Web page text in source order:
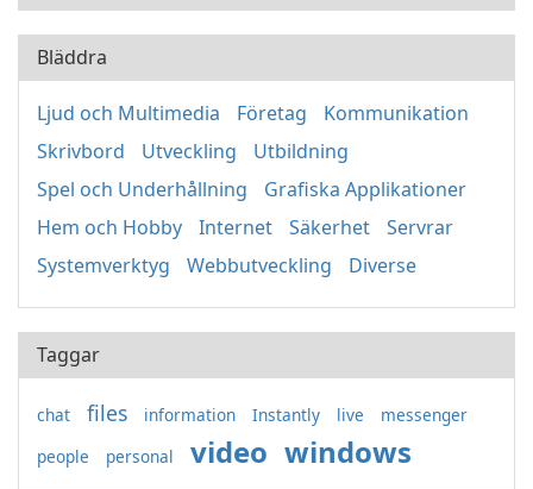
Bläddra
Ljud och Multimedia Företag
Kommunikation
Skrivbord
Utveckling
Utbildning
Spel och Underhållning
Grafiska Applikationer
Hem och Hobby
Internet Säkerhet
Servrar
Systemverktyg
Webbutveckling Diverse
Taggar
chat files information Instantly live
messenger
people
personal video windows